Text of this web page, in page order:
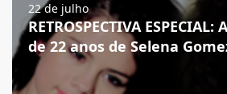
22 de julho
RETROSPECTIVA
de 22 anos de Selena